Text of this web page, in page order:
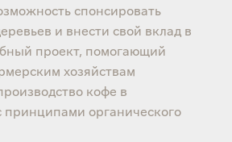
спонсировать
и внести свой вклад в
проект, помогающий
хозяйствам
кофе в
принципами органического